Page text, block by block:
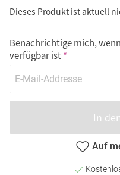
Dieses Produkt ist aktuell
Benachrichtige mich,
verfügbar ist
In
Auf